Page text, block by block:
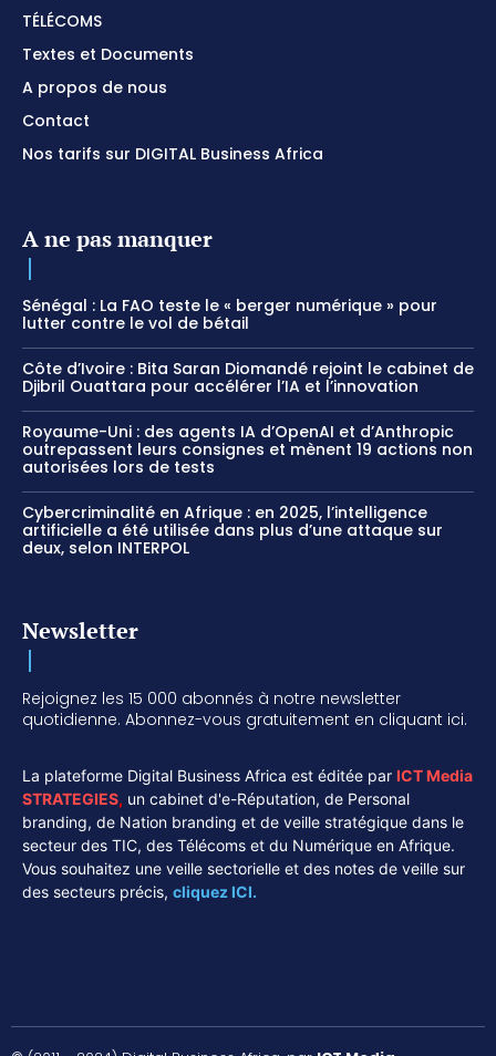
TÉLÉCOMS
Textes et Documents
A propos de nous
Contact
Nos tarifs sur DIGITAL Business Africa
A ne pas manquer
Sénégal : La FAO teste le « berger numérique » pour
lutter contre le vol de bétail
Côte d’Ivoire : Bita Saran Diomandé rejoint le cabinet de
Djibril Ouattara pour accélérer l’IA et l’innovation
Royaume-Uni : des agents IA d’OpenAI et d’Anthropic
outrepassent leurs consignes et mènent 19 actions non
autorisées lors de tests
Cybercriminalité en Afrique : en 2025, l’intelligence
artificielle a été utilisée dans plus d’une attaque sur
deux, selon INTERPOL
Newsletter
Rejoignez les 15 000 abonnés à notre newsletter
quotidienne. Abonnez-vous gratuitement en cliquant ici.
La plateforme Digital Business Africa est éditée par ICT Media
STRATEGIES, un cabinet d'e-Réputation, de Personal
branding, de Nation branding et de veille stratégique dans le
secteur des TIC, des Télécoms et du Numérique en Afrique.
Vous souhaitez une veille sectorielle et des notes de veille sur
des secteurs précis, cliquez ICI.